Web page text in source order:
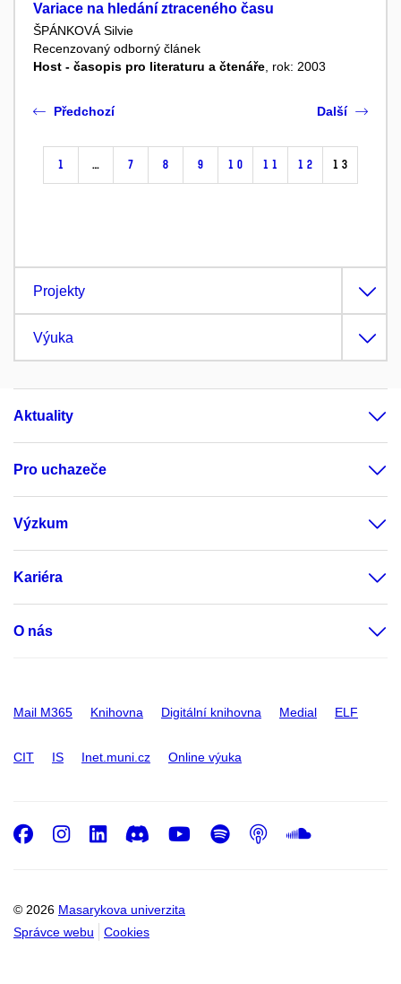
Variace na hledání ztraceného času
ŠPÁNKOVÁ Silvie
Recenzovaný odborný článek
Host - časopis pro literaturu a čtenáře, rok: 2003
Předchozí
1 … 7 8 9 10 11 12 13
Další
Projekty
Výuka
Aktuality
Pro uchazeče
Výzkum
Kariéra
O nás
Mail M365 Knihovna Digitální knihovna Medial ELF
CIT IS Inet.muni.cz Online výuka
© 2026 Masarykova univerzita
Správce webu
Cookies
Facebook
Instagram
LinkedIn
DiscordYoutube
Spotify
Podcast